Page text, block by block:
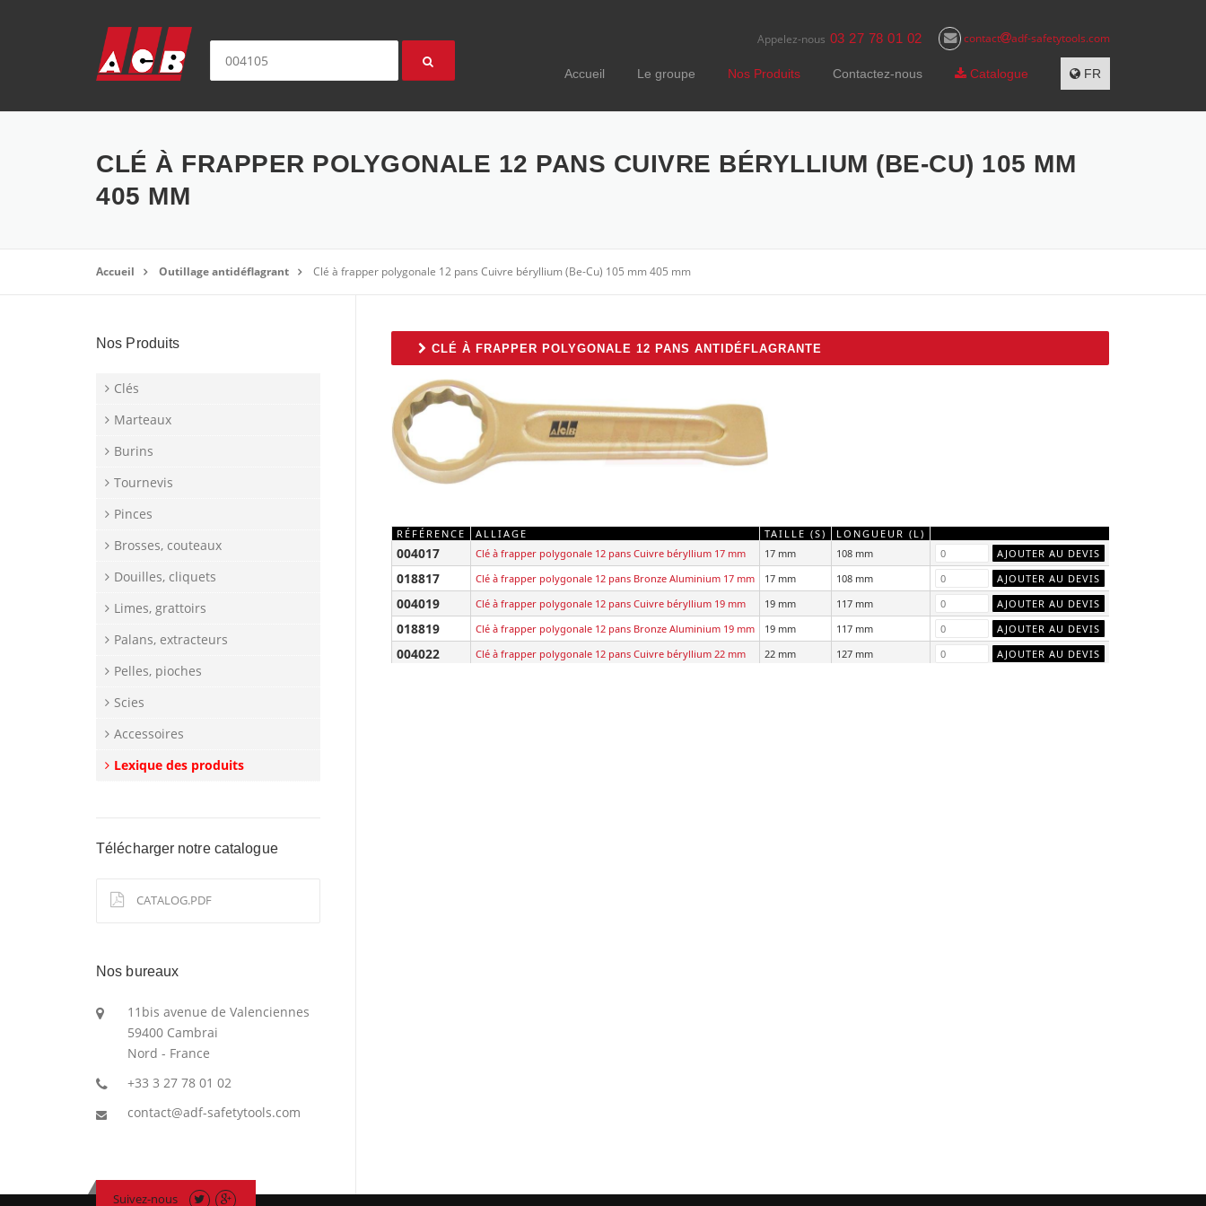
contact adf-safetytools.com
Appelez-nous 03 27 78 01 02
Accueil Le groupe Nos Produits Contactez-nous Catalogue FR
CLÉ À FRAPPER POLYGONALE 12 PANS CUIVRE BÉRYLLIUM (BE-CU) 105 MM
405 MM
Accueil Outillage antidéflagrant Clé à frapper polygonale 12 pans Cuivre béryllium (Be-Cu) 105 mm 405 mm
CLÉ À FRAPPER POLYGONALE 12 PANS ANTIDÉFLAGRANTE
RÉFÉRENCE ALLIAGE TAILLE (S) LONGUEUR (L)
004017 Clé à frapper polygonale 12 pans Cuivre béryllium 17 mm 17 mm 108 mm
018817 Clé à frapper polygonale 12 pans Bronze Aluminium 17 mm 17 mm 108 mm
004019 Clé à frapper polygonale 12 pans Cuivre béryllium 19 mm 19 mm 117 mm
018819 Clé à frapper polygonale 12 pans Bronze Aluminium 19 mm 19 mm 117 mm
004022 Clé à frapper polygonale 12 pans Cuivre béryllium 22 mm 22 mm 127 mm
Nos Produits
Clés
Marteaux
Burins
Tournevis
Pinces
Brosses, couteaux
Douilles, cliquets
Limes, grattoirs
Palans, extracteurs
Pelles, pioches
Scies
Accessoires
Lexique des produits
Télécharger notre catalogue
CATALOG.PDF
Nos bureaux
11bis avenue de Valenciennes
59400 Cambrai
Nord - France
+33 3 27 78 01 02
contact@adf-safetytools.com
Suivez-nous